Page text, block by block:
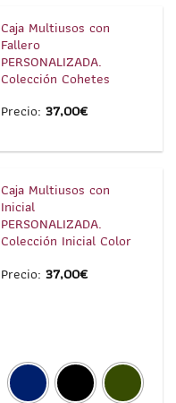
Caja Multiusos con
Fallero
PERSONALIZADA.
Colección Cohetes
Precio:37,00€
1/5
Caja Multiusos con
Inicial
PERSONALIZADA.
Colección Inicial Color
Precio:37,00€